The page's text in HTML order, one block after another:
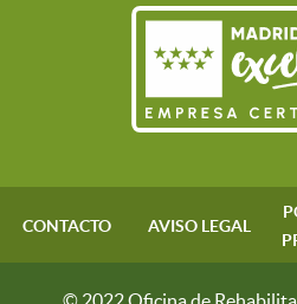
CONTACTO AVISO LEGAL